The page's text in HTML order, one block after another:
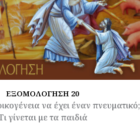
ΕΞΟΜΟΛΟΓΗΣΗ 20
να έχει έναν πνευματικό;
γίνεται με τα παιδιά